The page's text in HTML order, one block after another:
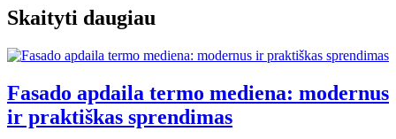
Skaityti daugiau
Fasado apdaila termo mediena: modernus
ir praktiškas sprendimas